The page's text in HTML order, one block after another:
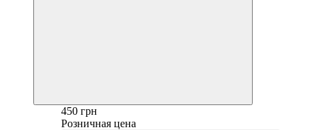
450 грн
Розничная цена